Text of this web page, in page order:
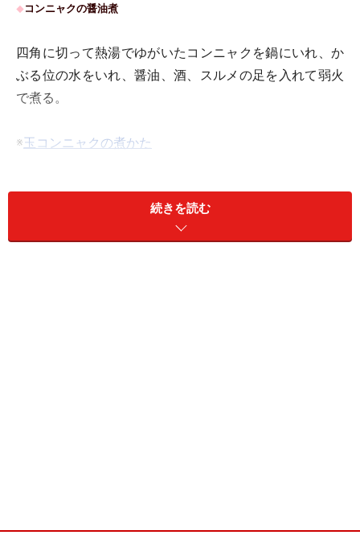
◆コンニャクの醤油煮
四角に切って熱湯でゆがいたコンニャクを鍋にいれ、か
ぶる位の水をいれ、醤油、酒、スルメの足を入れて弱火
で煮る。
※玉コンニャクの煮かた
ソーセージのマヨネーズ焼き続きを読む